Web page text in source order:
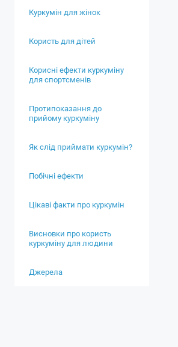
Куркумін для жінок
Користь для дітей
Корисні ефекти куркуміну
для спортсменів
Протипоказання до
прийому куркуміну
Як слід приймати куркумін?
Побічні ефекти
Цікаві факти про куркумін
Висновки про користь
куркуміну для людини
Джерела